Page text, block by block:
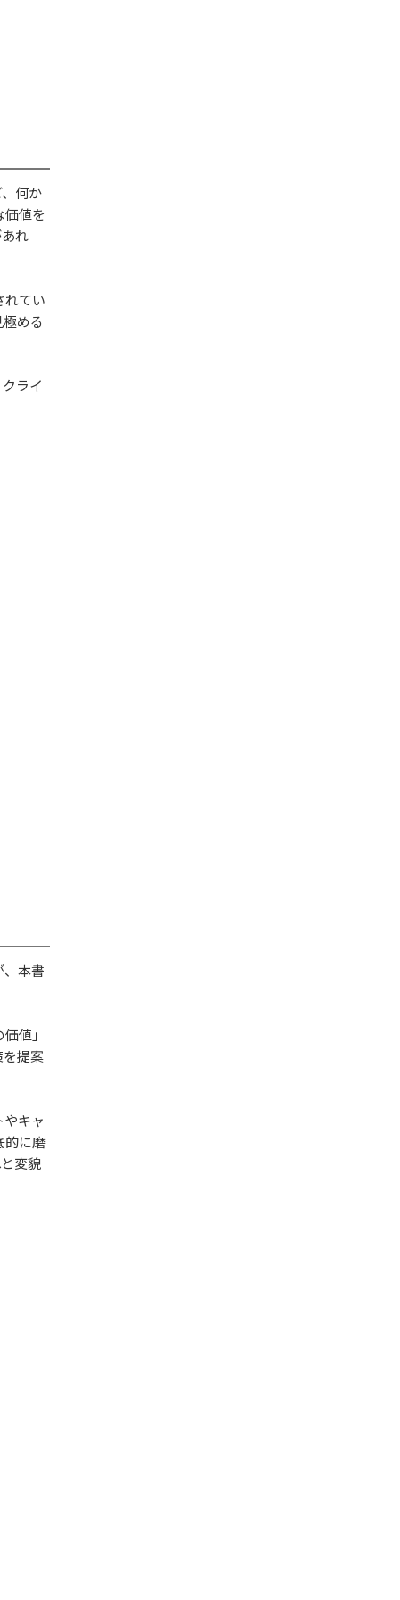
何か
値を
れ
れてい
める
ライ
本書
値」
提案
キャ
的に磨
変貌